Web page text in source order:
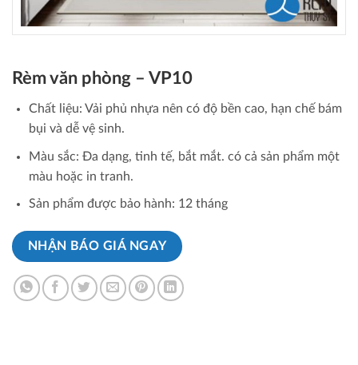
Rèm văn phòng – VP10
Chất liệu: Vải phủ nhựa nên có độ bền cao, hạn chế bám
bụi và dễ vệ sinh.
Màu sắc: Đa dạng, tinh tế, bắt mắt. có cả sản phẩm một
màu hoặc in tranh.
Sản phẩm được bảo hành: 12 tháng
NHẬN BÁO GIÁ NGAY